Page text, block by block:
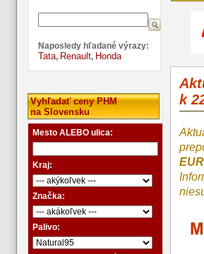
Naposledy hľadané výrazy:
Tata, Renault, Honda
Vyhľadať ceny PHM
na Slovensku
Mesto ALEBO ulica:
Kraj:
Značka:
Palivo:
k
EUR